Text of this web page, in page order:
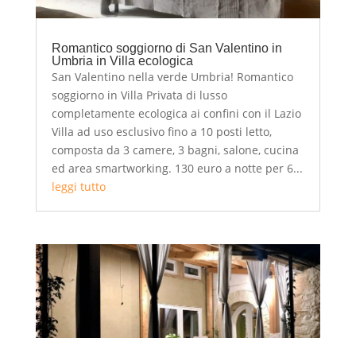
Romantico soggiorno di San Valentino in
Umbria in Villa ecologica
San Valentino nella verde Umbria! Romantico
soggiorno in Villa Privata di lusso
completamente ecologica ai confini con il Lazio
Villa ad uso esclusivo fino a 10 posti letto,
composta da 3 camere, 3 bagni, salone, cucina
ed area smartworking. 130 euro a notte per 6...
leggi tutto